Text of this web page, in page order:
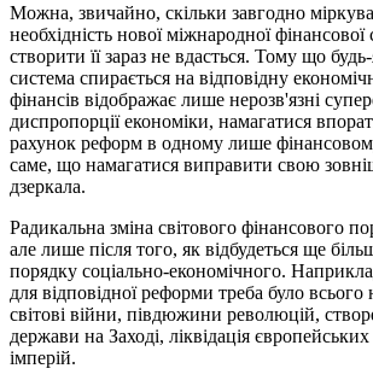
Можна, звичайно, скільки завгодно
необхідність нової міжнародної
створити її зараз не вдасться. Тому що
система спирається на відповідну
фінансів відображає лише нерозв'язні
диспропорції економіки, намагатися
рахунок реформ в одному лише
саме, що намагатися виправити свою
дзеркала.
Радикальна зміна світового фінансового
але лише після того, як відбудеться ще
порядку соціально-економічного.
для відповідної реформи треба було всього
світові війни, півдюжини революцій,
держави на Заході, ліквідація
імперій.